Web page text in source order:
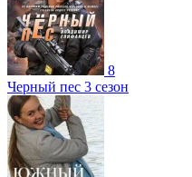
8
Черный пес 3 сезон